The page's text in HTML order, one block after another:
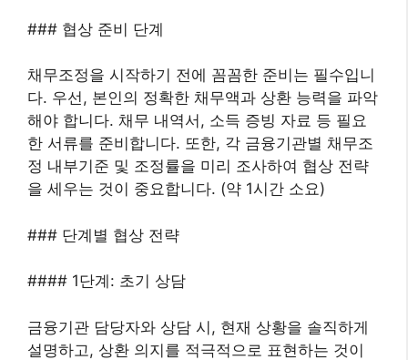
### 협상 준비 단계
채무조정을 시작하기 전에 꼼꼼한 준비는 필수입니
다. 우선, 본인의 정확한 채무액과 상환 능력을 파악
해야 합니다. 채무 내역서, 소득 증빙 자료 등 필요
한 서류를 준비합니다. 또한, 각 금융기관별 채무조
정 내부기준 및 조정률을 미리 조사하여 협상 전략
을 세우는 것이 중요합니다. (약 1시간 소요)
### 단계별 협상 전략
#### 1단계: 초기 상담
금융기관 담당자와 상담 시, 현재 상황을 솔직하게
설명하고, 상환 의지를 적극적으로 표현하는 것이